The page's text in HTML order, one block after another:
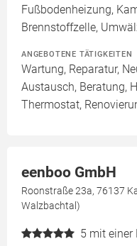
Fußbodenheizung,
Brennstoffzelle,
ANGEBOTENE TÄTIGKEITEN
Wartung, Reparatur,
Austausch, Beratung,
Thermostat,
eenboo GmbH
Roonstraße 23a, 76137
Walzbachtal)
5 mit einer